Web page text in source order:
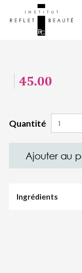
45.00
Quantité
Ingrédients